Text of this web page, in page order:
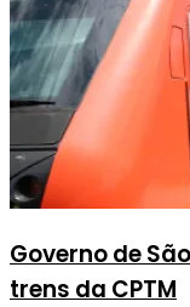
Governo de
trens da CPTM